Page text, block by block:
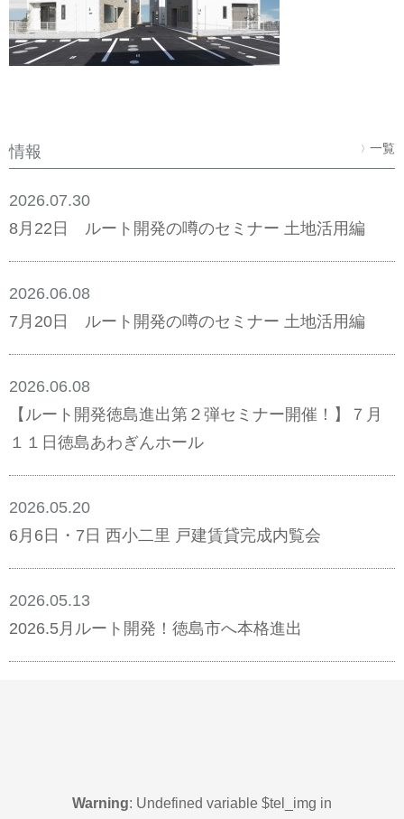
情報 〉 一覧
2026.07.30
8月22日 ルート開発の噂のセミナー 土地活用編
2026.06.08
7月20日 ルート開発の噂のセミナー 土地活用編
2026.06.08
【ルート開発徳島進出第２弾セミナー開催！】７月
１１日徳島あわぎんホール
2026.05.20
6月6日・7日 西小二里 戸建賃貸完成内覧会
2026.05.13
2026.5月ルート開発！徳島市へ本格進出
Warning: Undefined variable $tel_img in